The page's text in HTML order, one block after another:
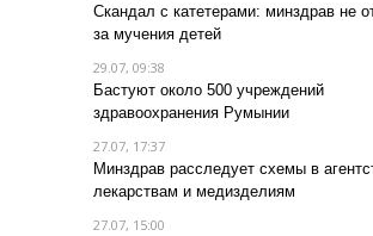
Скандал с катетерами: минздрав не
за мучения детей
29.07, 09:38
Бастуют около 500 учреждений
здравоохранения Румынии
27.07, 17:37
Минздрав расследует схемы в
лекарствам и медизделиям
27.07, 15:00